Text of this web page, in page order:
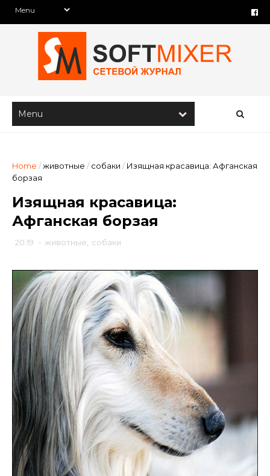
Home /животные / собаки / Изящная красавица: Афганская
борзая
Изящная красавица:
Афганская борзая
20:19 - животные собаки